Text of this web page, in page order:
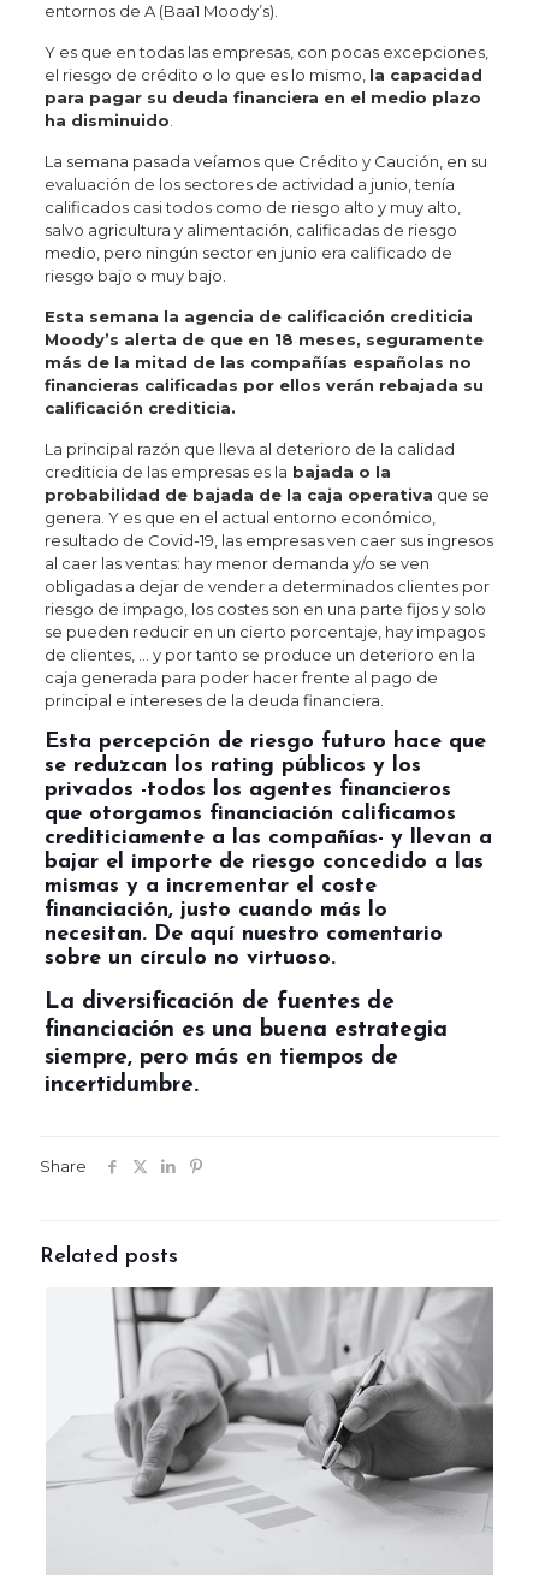
entornos de A (Baa1 Moody’s).
Y es que en todas las empresas, con pocas excepciones,
el riesgo de crédito o lo que es lo mismo, la capacidad
para pagar su deuda financiera en el medio plazo
ha disminuido.
La semana pasada veíamos que Crédito y Caución, en su
evaluación de los sectores de actividad a junio, tenía
calificados casi todos como de riesgo alto y muy alto,
salvo agricultura y alimentación, calificadas de riesgo
medio, pero ningún sector en junio era calificado de
riesgo bajo o muy bajo.
Esta semana la agencia de calificación crediticia
Moody’s alerta de que en 18 meses, seguramente
más de la mitad de las compañías españolas no
financieras calificadas por ellos verán rebajada su
calificación crediticia.
La principal razón que lleva al deterioro de la calidad
crediticia de las empresas es la bajada o la
probabilidad de bajada de la caja operativa que se
genera. Y es que en el actual entorno económico,
resultado de Covid-19, las empresas ven caer sus ingresos
al caer las ventas: hay menor demanda y/o se ven
obligadas a dejar de vender a determinados clientes por
riesgo de impago, los costes son en una parte fijos y solo
se pueden reducir en un cierto porcentaje, hay impagos
de clientes, … y por tanto se produce un deterioro en la
caja generada para poder hacer frente al pago de
principal e intereses de la deuda financiera.
Esta percepción de riesgo futuro hace que
se reduzcan los rating públicos y los
privados -todos los agentes financieros
que otorgamos financiación calificamos
crediticiamente a las compañías- y llevan a
bajar el importe de riesgo concedido a las
mismas y a incrementar el coste
financiación, justo cuando más lo
necesitan. De aquí nuestro comentario
sobre un círculo no virtuoso.
La diversificación de fuentes de
financiación es una buena estrategia
siempre, pero más en tiempos de
incertidumbre.
Share
Related posts